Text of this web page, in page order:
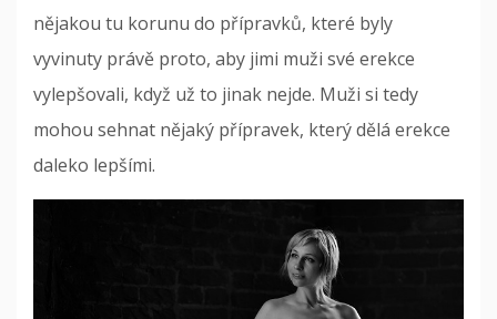
nějakou tu korunu do přípravků, které byly
vyvinuty právě proto, aby jimi muži své erekce
vylepšovali, když už to jinak nejde. Muži si tedy
mohou sehnat nějaký přípravek, který dělá erekce
daleko lepšími.